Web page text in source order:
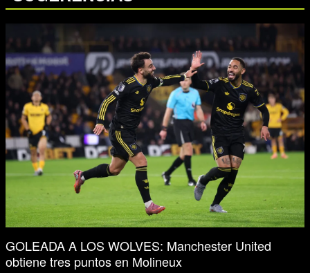
GOLEADA A LOS WOLVES: Manchester United
obtiene tres puntos en Molineux